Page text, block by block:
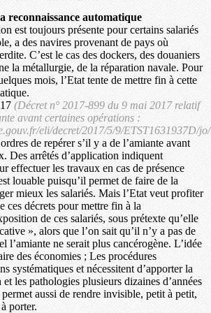
reconnaissance automatique
est toujours présente pour certains salariés
a des navires provenant de pays où
C’est le cas des dockers, des douaniers
la métallurgie, de la réparation navale. Pour
mois, l’Etat tente de mettre fin à cette
(Décret n° 2017-899 du 9 mai 2017 relatif
avant certaines opérations :
eli/decret/2017/5/9/ETST1631937D/
de repérer s’il y a de l’amiante avant
Des arrêtés d’application indiquent
effectuer les travaux en cas de présence
louable puisqu’il permet de faire de la
mieux les salariés. Mais l’Etat veut profiter
ces décrets pour mettre fin à la
de ces salariés, sous prétexte qu’elle
», alors que l’on sait qu’il n’y a pas de
l’amiante ne serait plus cancérogène. L’idée
des économies ; Les procédures
systématiques et nécessitent d’apporter la
les pathologies plusieurs dizaines d’années
aussi de rendre invisible, petit à petit,
porter.